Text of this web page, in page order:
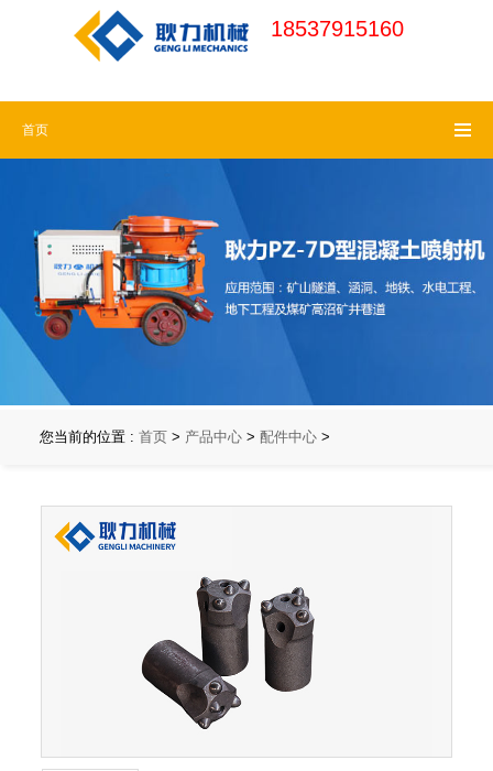
18537915160
网
18537915160 (周一
首页
您当前的位置 : 首页> 产品中心> 配件中心>